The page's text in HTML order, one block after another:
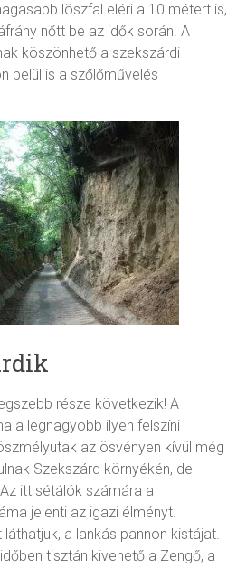
löszfal eléri a 10 métert is,
nőtt be az idők során. A
köszönhető a szekszárdi
belül is a szőlőművelés
része következik! A
a legnagyobb ilyen felszíni
az ösvényen kívül még
Szekszárd környékén, de
itt sétálók számára a
jelenti az igazi élményt.
a lankás pannon kistájat.
tisztán kivehető a Zengő, a